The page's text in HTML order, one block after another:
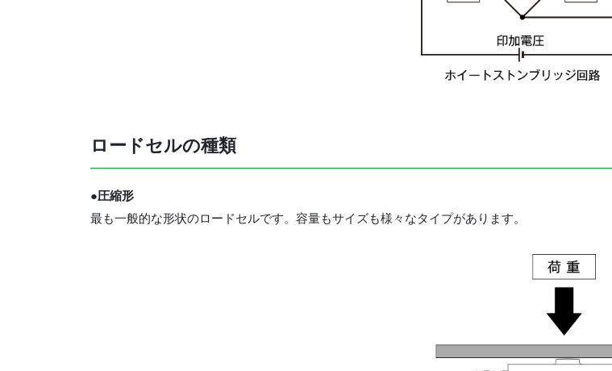
ロードセルの種類
●圧縮形
最も一般的な形状のロードセルです。容量もサイズも様々なタイプがあります。